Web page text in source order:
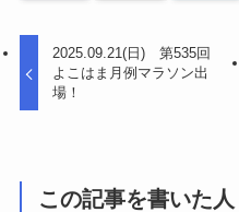
2025.09.21(日) 第535回
よこはま月例マラソン出
場！
この記事を書いた人